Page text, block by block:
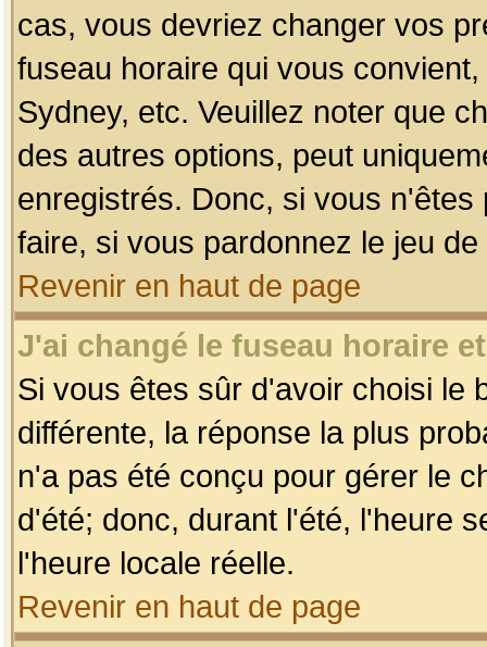
cas, vous devriez changer vos
fuseau horaire qui vous
Sydney, etc. Veuillez noter que
des autres options, peut
enregistrés. Donc, si vous
faire, si vous pardonnez le jeu
Revenir en haut de page
J'ai changé le fuseau horaire
Si vous êtes sûr d'avoir choisi le
différente, la réponse la plus
n'a pas été conçu pour gérer le
d'été; donc, durant l'été, l'heure
l'heure locale réelle.
Revenir en haut de page